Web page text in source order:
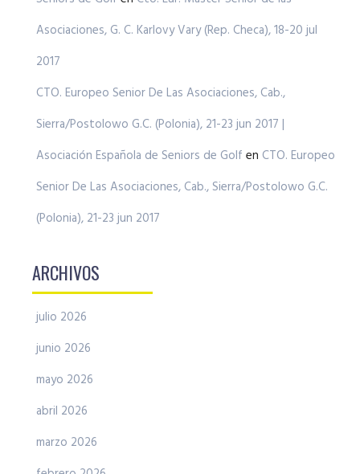
Asociaciones, G. C. Karlovy Vary (Rep. Checa), 18-20 jul
2017
CTO. Europeo Senior De Las Asociaciones, Cab.,
Sierra/Postolowo G.C. (Polonia), 21-23 jun 2017 |
Asociación Española de Seniors de Golf en CTO. Europeo
Senior De Las Asociaciones, Cab., Sierra/Postolowo G.C.
(Polonia), 21-23 jun 2017
ARCHIVOS
julio 2026
junio 2026
mayo 2026
abril 2026
marzo 2026